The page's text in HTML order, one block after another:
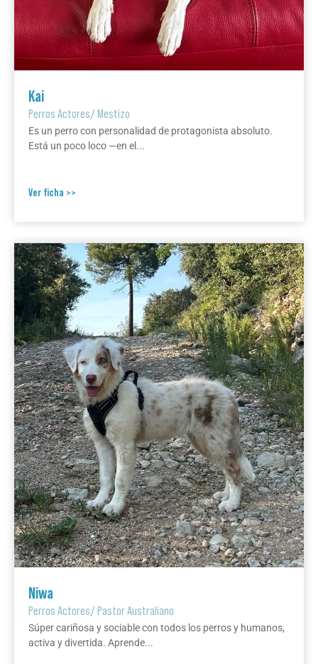
Kai
Perros Actores/Mestizo
Es un perro con personalidad de protagonista absoluto.
Está un poco loco —en el...
Ver ficha >>
Niwa
Perros Actores/Pastor Australiano
Súper cariñosa y sociable con todos los perros y humanos,
activa y divertida. Aprende...